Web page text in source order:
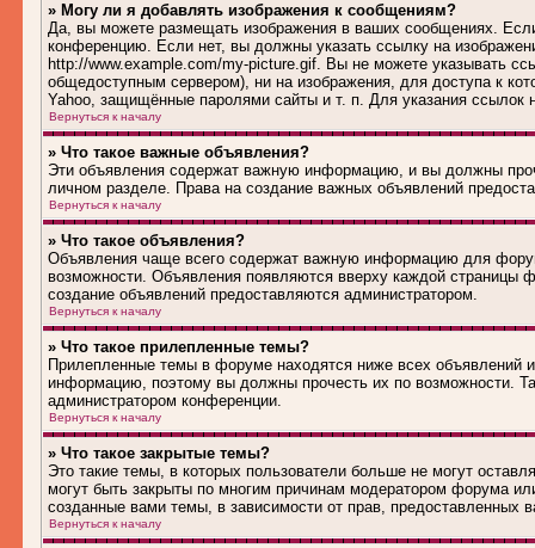
» Могу ли я добавлять изображения к сообщениям?
Да, вы можете размещать изображения в ваших сообщениях.
конференцию. Если нет, вы должны указать ссылку на
http://www.example.com/my-picture.gif. Вы не можете указывать
общедоступным сервером), ни на изображения, для доступа к
Yahoo, защищённые паролями сайты и т. п. Для указания ссылок
Вернуться к началу
» Что такое важные объявления?
Эти объявления содержат важную информацию, и вы должны
личном разделе. Права на создание важных объявлений
Вернуться к началу
» Что такое объявления?
Объявления чаще всего содержат важную информацию для
возможности. Объявления появляются вверху каждой
создание объявлений предоставляются администратором.
Вернуться к началу
» Что такое прилепленные темы?
Прилепленные темы в форуме находятся ниже всех объявлений
информацию, поэтому вы должны прочесть их по возможности.
администратором конференции.
Вернуться к началу
» Что такое закрытые темы?
Это такие темы, в которых пользователи больше не могут
могут быть закрыты по многим причинам модератором форума
созданные вами темы, в зависимости от прав, предоставленных
Вернуться к началу